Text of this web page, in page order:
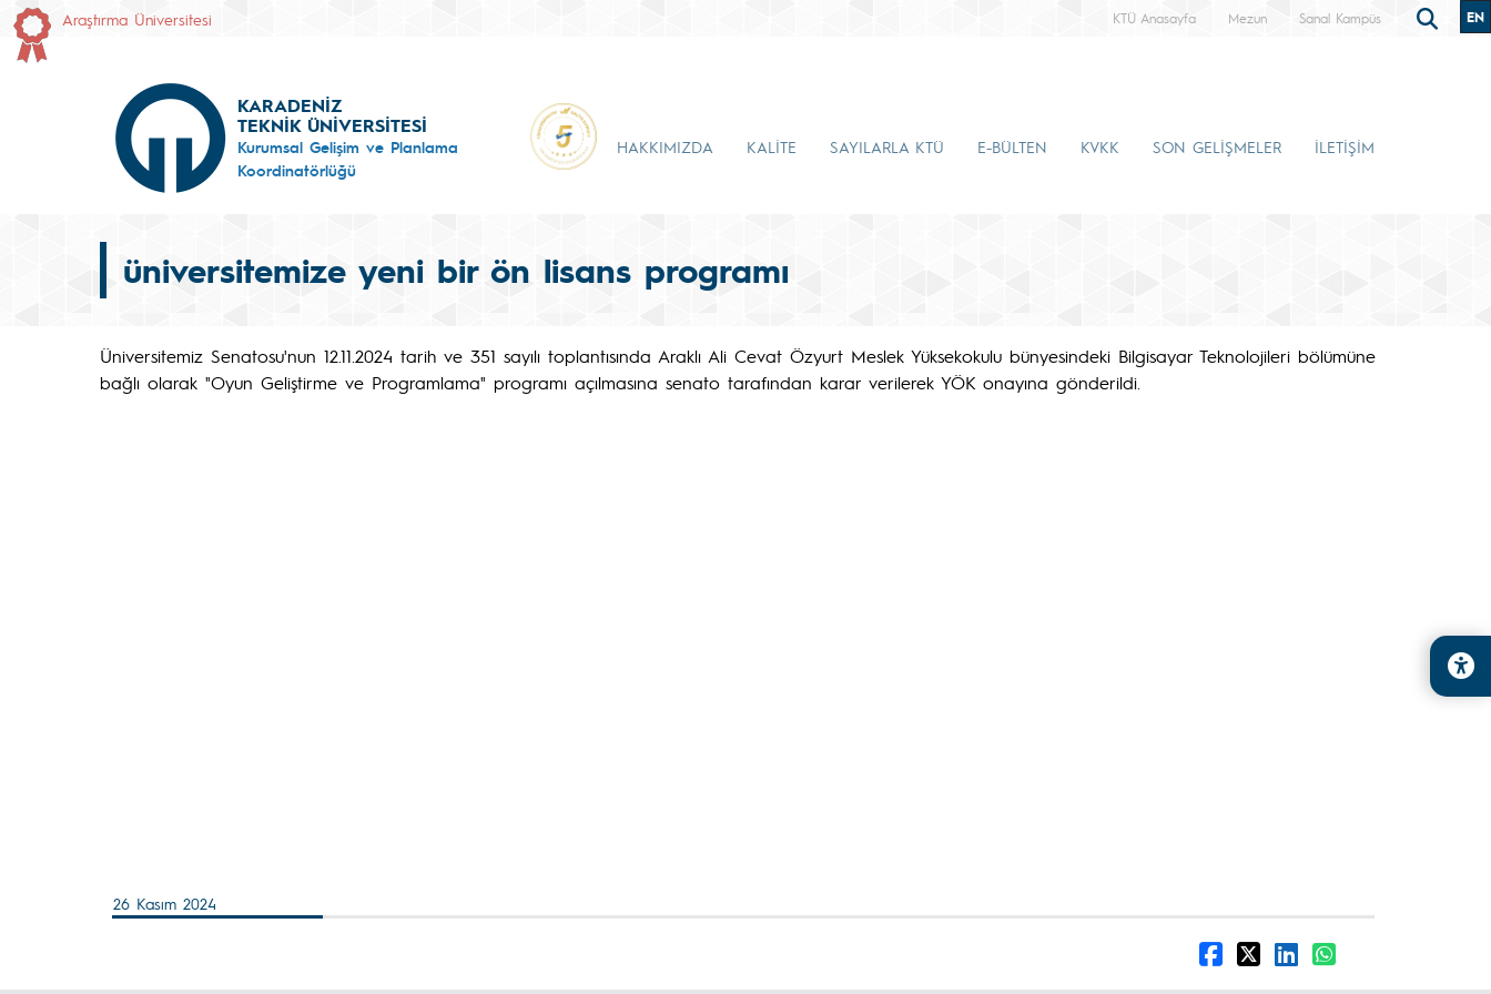
Araştırma Üniversitesi KTÜ Anasayfa Mezun Sanal Kampüs EN
KARADENİZ
TEKNİK ÜNİVERSİTESİ
Kurumsal Gelişim ve Planlama
Koordinatörlüğü
HAKKIMIZDA KALİTE SAYILARLA KTÜ E-BÜLTEN KVKK SON GELİŞMELER İLETİŞİM
üniversitemize yeni bir ön lisans programı
Üniversitemiz Senatosu'nun 12.11.2024 tarih ve 351 sayılı toplantısında Araklı Ali Cevat Özyurt Meslek Yüksekokulu bünyesindeki Bilgisayar Teknolojileri bölümüne
bağlı olarak "Oyun Geliştirme ve Programlama" programı açılmasına senato tarafından karar verilerek YÖK onayına gönderildi.
26 Kasım 2024